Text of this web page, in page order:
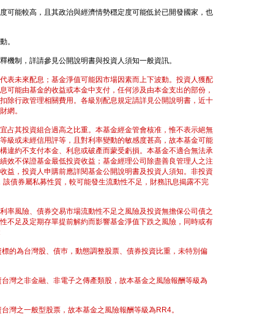
可能較高，且其政治與經濟情勢穩定度可能低於已開發國家，也
。
機制，詳請參見公開說明書與投資人須知一般資訊。
表未來配息；基金淨值可能因市場因素而上下波動。投資人獲配
可能由基金的收益或本金中支付，任何涉及由本金支出的部份，
除行政管理相關費用。各級別配息規定請詳見公開說明書，近十
網。
占其投資組合過高之比重。本基金經金管會核准，惟不表示絕無
級或未經信用評等，且對利率變動的敏感度甚高，故本基金可能
違約不支付本金、利息或破產而蒙受虧損。本基金不適合無法承
效不保證基金最低投資收益；基金經理公司除盡善良管理人之注
益，投資人申購前應詳閱基金公開說明書及投資人須知。非投資
債券屬私募性質，較可能發生流動性不足，財務訊息揭露不完
率風險、債券交易市場流動性不足之風險及投資無擔保公司債之
不足及定期存單提前解約而影響基金淨值下跌之風險，同時或有
的為台灣股、債巿，動態調整股票、債券投資比重，未特別偏
灣之非金融、非電子之傳產類股，故本基金之風險報酬等級為
灣之一般型股票，故本基金之風險報酬等級為RR4。